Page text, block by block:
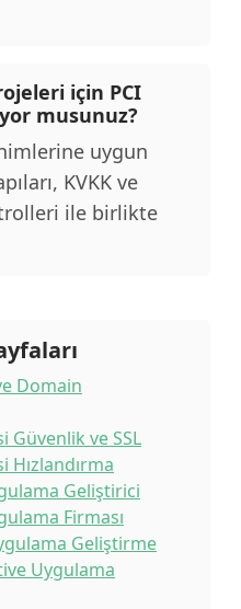
için PCI
musunuz?
uygun
KVKK ve
ile birlikte
Domain
Güvenlik ve SSL
Hızlandırma
Geliştirici
Firması
Geliştirme
Uygulama